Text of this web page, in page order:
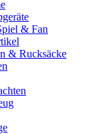
& Fan
& Rucksäcke